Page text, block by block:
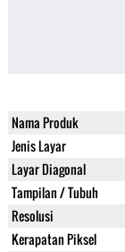
Nama Produk
Jenis Layar
Layar Diagonal
Tampilan / Tubuh
Resolusi
Kerapatan Piksel